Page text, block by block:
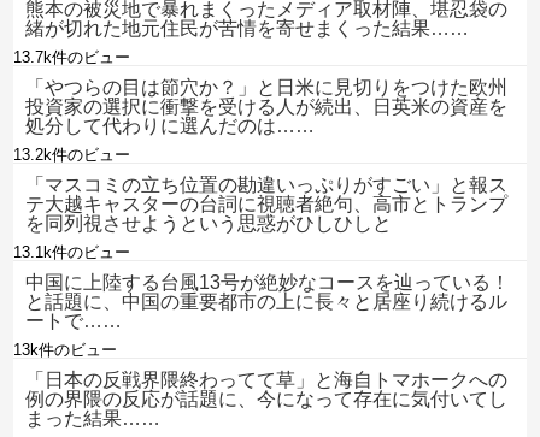
熊本の被災地で暴れまくったメディア取材陣、堪忍袋の
緒が切れた地元住民が苦情を寄せまくった結果……
13.7k件のビュー
「やつらの目は節穴か？」と日米に見切りをつけた欧州
投資家の選択に衝撃を受ける人が続出、日英米の資産を
処分して代わりに選んだのは……
13.2k件のビュー
「マスコミの立ち位置の勘違いっぷりがすごい」と報ス
テ大越キャスターの台詞に視聴者絶句、高市とトランプ
を同列視させようという思惑がひしひしと
13.1k件のビュー
中国に上陸する台風13号が絶妙なコースを辿っている！
と話題に、中国の重要都市の上に長々と居座り続けるル
ートで……
13k件のビュー
「日本の反戦界隈終わってて草」と海自トマホークへの
例の界隈の反応が話題に、今になって存在に気付いてし
まった結果……